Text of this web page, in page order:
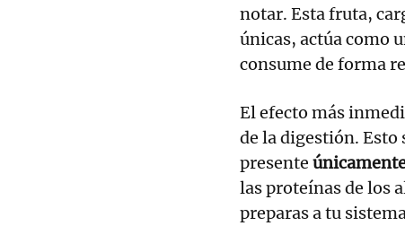
notar. Esta fruta,
únicas, actúa como
consume de forma
El efecto más
de la digestión. Esto
presente
las proteínas de los
preparas a tu